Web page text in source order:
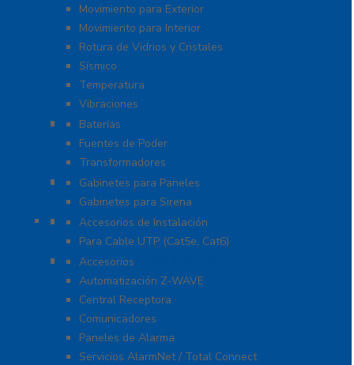
Movimiento para Exterior
Movimiento para Interior
Rotura de Vidrios y Cristales
Sísmico
Temperatura
Vibraciones
Energía
Baterías
Fuentes de Poder
Transformadores
Gabinetes y Carcasas
Gabinetes para Paneles
Gabinetes para Sirena
Herramientas
Accesorios de Instalación
Para Cable UTP (Cat5e, Cat6)
Honeywell Total Connect
Accesorios
Automatización Z-WAVE
Central Receptora
Comunicadores
Paneles de Alarma
Servicios AlarmNet / Total Connect